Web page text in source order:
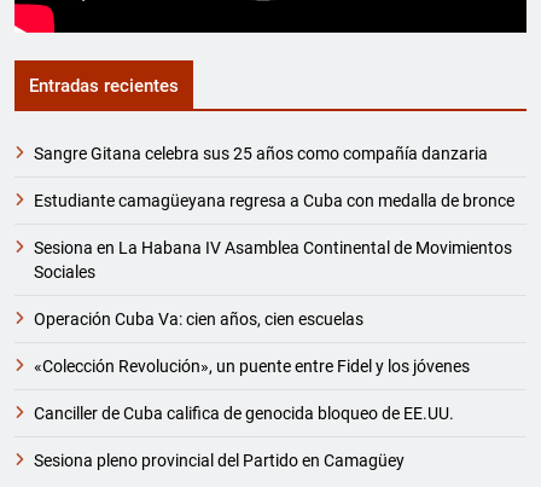
Entradas recientes
Sangre Gitana celebra sus 25 años como compañía danzaria
Estudiante camagüeyana regresa a Cuba con medalla de bronce
Sesiona en La Habana IV Asamblea Continental de Movimientos
Sociales
Operación Cuba Va: cien años, cien escuelas
«Colección Revolución», un puente entre Fidel y los jóvenes
Canciller de Cuba califica de genocida bloqueo de EE.UU.
Sesiona pleno provincial del Partido en Camagüey